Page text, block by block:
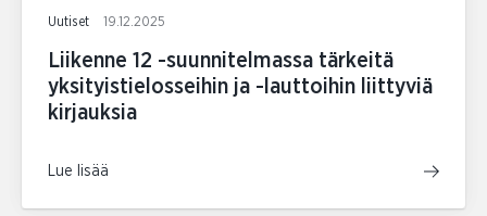
Uutiset 19.12.2025
Liikenne 12 -suunnitelmassa tärkeitä
yksityistielosseihin ja -lauttoihin liittyviä
kirjauksia
Lue lisää